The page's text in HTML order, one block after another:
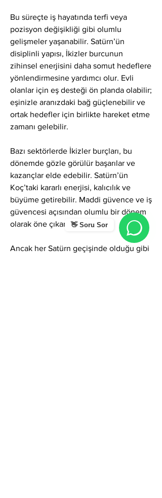
👋 Soru Sor
Bu süreçte iş hayatında terfi veya
pozisyon değişikliği gibi olumlu
gelişmeler yaşanabilir. Satürn’ün
disiplinli yapısı, İkizler burcunun
zihinsel enerjisini daha somut hedeflere
yönlendirmesine yardımcı olur. Evli
olanlar için eş desteği ön planda olabilir;
eşinizle aranızdaki bağ güçlenebilir ve
ortak hedefler için birlikte hareket etme
zamanı gelebilir.
Bazı sektörlerde İkizler burçları, bu
dönemde gözle görülür başarılar ve
kazançlar elde edebilir. Satürn’ün
Koç’taki kararlı enerjisi, kalıcılık ve
büyüme getirebilir. Maddi güvence ve iş
güvencesi açısından olumlu bir dönem
olarak öne çıkar.
Ancak her Satürn geçişinde olduğu gibi